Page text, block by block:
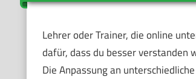
Lehrer oder Trainer, die online
dafür, dass du besser
Die Anpassung an